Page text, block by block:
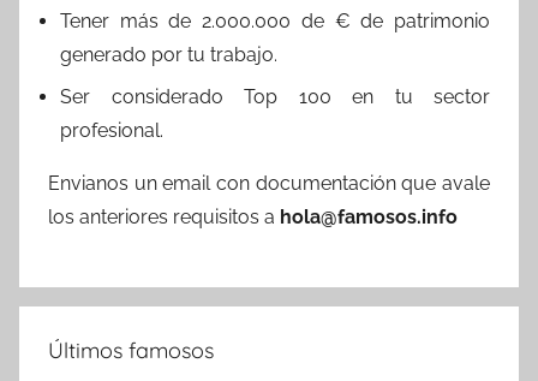
Tener más de 2.000.000 de € de patrimonio
generado por tu trabajo.
Ser considerado Top 100 en tu sector
profesional.
Envianos un email con documentación que avale
los anteriores requisitos a hola@famosos.info
Últimos famosos